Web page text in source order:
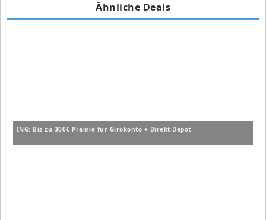
Ähnliche Deals
ING: Bis zu 300€ Prämie für Girokonto + Direkt-Depot